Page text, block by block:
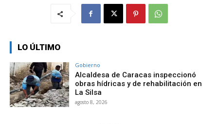
LO ÚLTIMO
Gobierno
Alcaldesa de Caracas inspeccionó
obras hídricas y de rehabilitación en
La Silsa
agosto 8, 2026